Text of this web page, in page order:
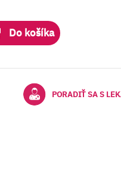
Do košíka
PORADIŤ SA S